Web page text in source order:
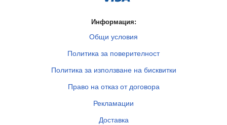
Информация:
Общи условия
Политика за поверителност
Политика за използване на бисквитки
Право на отказ от договора
Рекламации
Доставка